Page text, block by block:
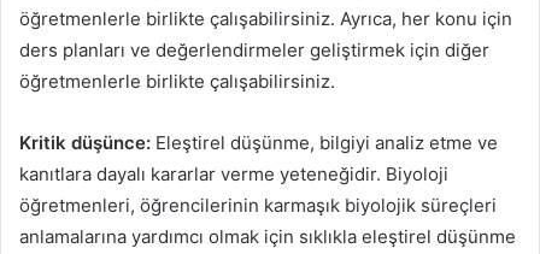
öğretmenlerle birlikte çalışabilirsiniz. Ayrıca, her konu için
ders planları ve değerlendirmeler geliştirmek için diğer
öğretmenlerle birlikte çalışabilirsiniz.
Kritik düşünce: Eleştirel düşünme, bilgiyi analiz etme ve
kanıtlara dayalı kararlar verme yeteneğidir. Biyoloji
öğretmenleri, öğrencilerinin karmaşık biyolojik süreçleri
anlamalarına yardımcı olmak için sıklıkla eleştirel düşünme